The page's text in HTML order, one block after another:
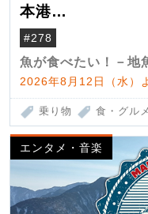
本港
（クロマグロ）
#278
魚が食べたい！－地
2026年8月12日（水）
乗り物 食・グルメ
エンタメ・音楽